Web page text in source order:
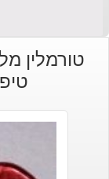
טורמלין